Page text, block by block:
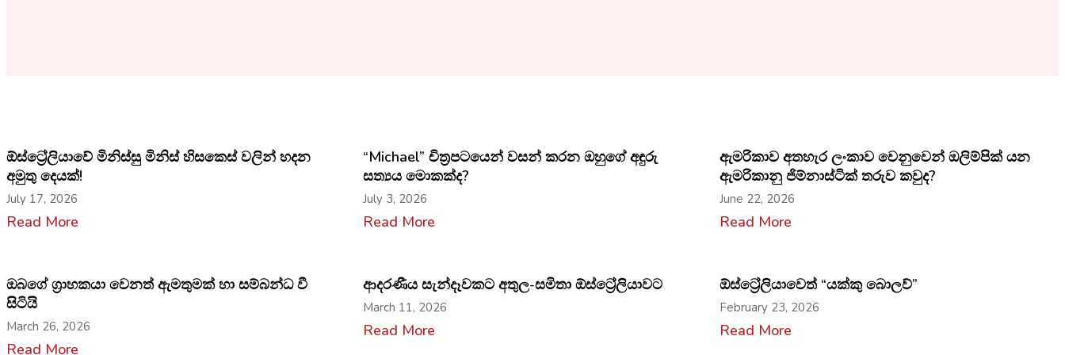
ඕස්ට්‍රේලියාවේ මිනිස්සු මිනිස් හිසකෙස් වලින් හදන
අමුතු දෙයක්!
July 17, 2026
Read More
“Michael” චිත්‍රපටයෙන් වසන් කරන ඔහුගේ අඳුරු
සත්‍යය මොකක්ද?
July 3, 2026
Read More
ඇමරිකාව අතහැර ලංකාව වෙනුවෙන් ඔලිම්පික් යන
ඇමරිකානු ජිම්නාස්ටික් තරුව කවුද?
June 22, 2026
Read More
ඔබගේ ග්‍රාහකයා වෙනත් ඇමතුමක් හා සම්බන්ධ වී
සිටියි
March 26, 2026
Read More
ආදරණීය සැන්දෑවකට අතුල-සමිතා ඕස්ට්‍රේලියාවට
March 11, 2026
Read More
ඕස්ට්‍රේලියාවෙත් “යක්කු බොලව්”
February 23, 2026
Read More